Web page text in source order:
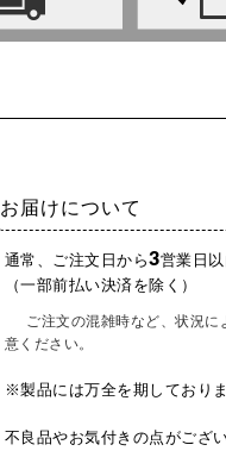
お届けについて
通常、ご注文日から3営業日以
（一部前払い決済を除く）
ご注文の混雑時など、状況
意ください。
※製品には万全を期しており
不良品やお気付きの点がござ